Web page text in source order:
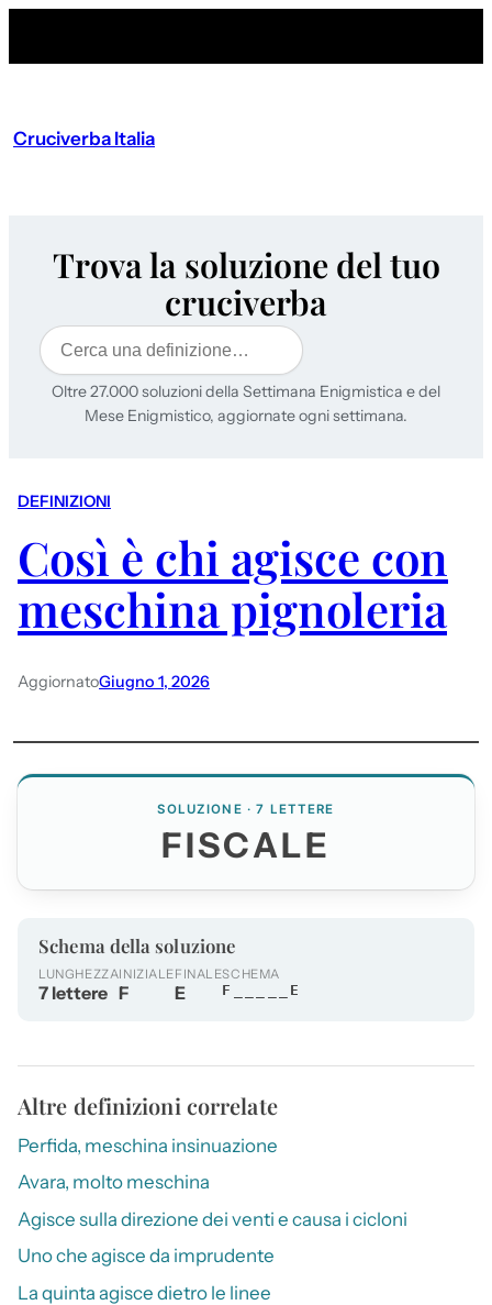
Cruciverba Italia
Trova la soluzione del tuo
cruciverba
Cerca
Oltre 27.000 soluzioni della Settimana Enigmistica e del
Mese Enigmistico, aggiornate ogni settimana.
DEFINIZIONI
Così è chi agisce con
meschina pignoleria
AggiornatoGiugno 1, 2026
SOLUZIONE · 7 LETTERE
FISCALE
Schema della soluzione
LUNGHEZZA
7 lettere
INIZIALE
F
FINALE
E
SCHEMA
F_____E
Altre definizioni correlate
Perfida, meschina insinuazione
Avara, molto meschina
Agisce sulla direzione dei venti e causa i cicloni
Uno che agisce da imprudente
La quinta agisce dietro le linee